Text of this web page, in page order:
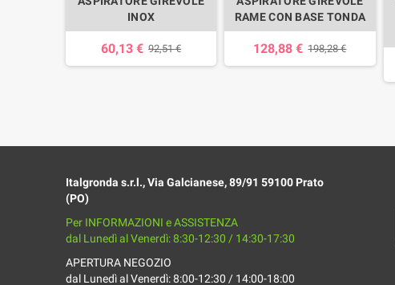
INOX
60,13 € 92,51 €
RAME CON BASE TONDA
128,88 € 198,28 €
Italgronda s.r.l., Via Galcianese, 89/91 59100 Prato
(PO)
Per INFORMAZIONI e ASSISTENZA
dal Lunedì al Venerdì: 8:30-12:30 / 14:30-17:30
APERTURA NEGOZIO
dal Lunedì al Venerdì: 8:00-12:30 / 14:00-18:00